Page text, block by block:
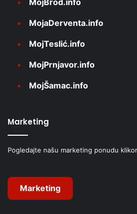
MojaDerventa.info
MojTeslić.info
MojPrnjavor.info
MojŠamac.info
Marketing
Pogledajte našu marketing ponudu
Marketing